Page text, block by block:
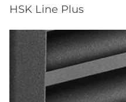
HSK Line Plus